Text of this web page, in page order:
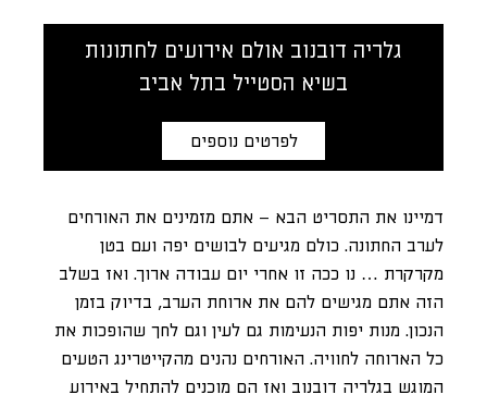
גלריה דובנוב אולם אירועים לחתונות
בשיא הסטייל בתל אביב
לפרטים נוספים
דמיינו את התסריט הבא – אתם מזמינים את האורחים
לערב החתונה. כולם מגיעים לבושים יפה ועם בטן
מקרקרת … נו ככה זו אחרי יום עבודה ארוך. ואז בשלב
הזה אתם מגישים להם את ארוחת הערב, בדיוק בזמן
הנכון. מנות יפות הנעימות גם לעין וגם לחך שהופכות את
כל הארוחה לחוויה. האורחים נהנים מהקייטרינג הטעים
המוגש בגלריה דובנוב ואז הם מוכנים להתחיל באירוע